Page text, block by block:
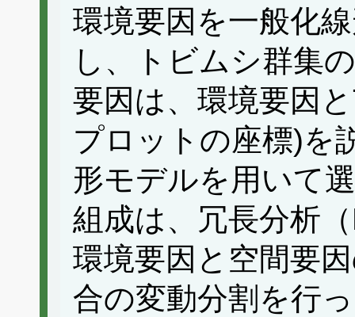
環境要因を一般化
し、トビムシ群集
要因は、環境要因
プロットの座標)を
形モデルを用いて
組成は、冗長分析
環境要因と空間要
合の変動分割を行